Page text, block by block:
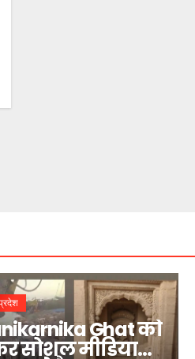
Ghat को
सोशल मीडिया